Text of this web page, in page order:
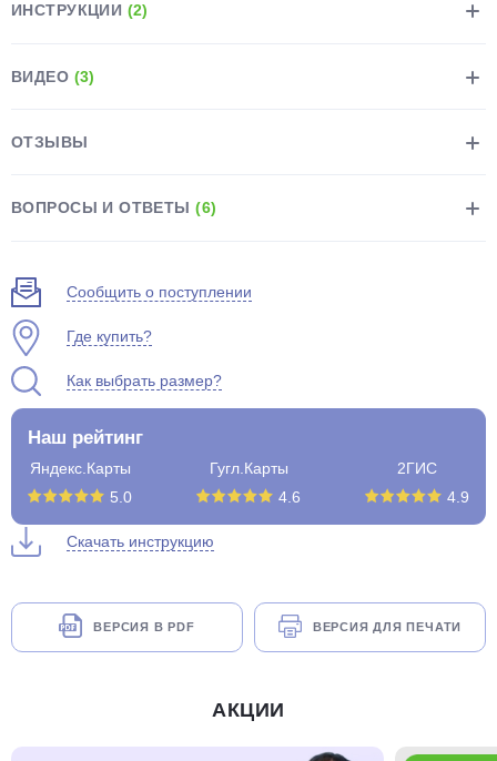
ИНСТРУКЦИИ (2)
ВИДЕО (3)
ОТЗЫВЫ
ВОПРОСЫ И ОТВЕТЫ(6)
Сообщить о поступлении
Где купить?
Как выбрать размер?
Наш рейтинг
Яндекс.Карты
5.0
Гугл.Карты
4.6
2ГИС
4.9
Скачать инструкцию
ВЕРСИЯ В PDF ВЕРСИЯ ДЛЯ ПЕЧАТИ
АКЦИИ